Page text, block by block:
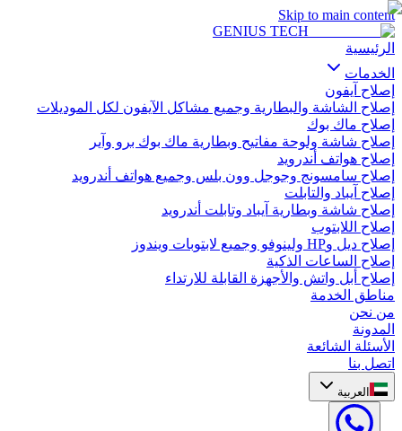
Skip to main content
GENIUS TECH
الرئيسية
الخدمات
إصلاح آيفون
إصلاح الشاشة والبطارية وجميع مشاكل الآيفون لكل الموديلات
إصلاح ماك بوك
إصلاح شاشة ولوحة مفاتيح وبطارية ماك بوك برو وآير
إصلاح هواتف أندرويد
إصلاح سامسونج وجوجل وون بلس وجميع هواتف أندرويد
إصلاح آيباد والتابلت
إصلاح شاشة وبطارية آيباد وتابلت أندرويد
إصلاح اللابتوب
إصلاح ديل وHP ولينوفو وجميع لابتوبات ويندوز
إصلاح الساعات الذكية
إصلاح أبل واتش والأجهزة القابلة للارتداء
مناطق الخدمة
من نحن
المدونة
الأسئلة الشائعة
اتصل بنا
العربية